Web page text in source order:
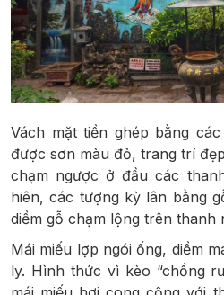
Vách mặt tiền ghép bằng
được sơn màu đỏ, trang trí
chạm ngược ở đầu các
hiên, các tượng kỳ lân bằng
diềm gỗ chạm lộng trên thanh
Mái miếu lợp ngói ống, diềm
ly. Hình thức vì kèo “chồng